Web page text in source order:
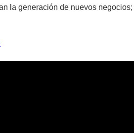
la generación de nuevos negocios;